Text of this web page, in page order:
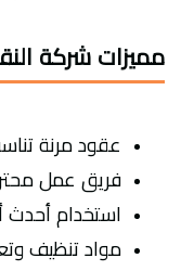
مميزات شركة
عقود مرنة
فريق عمل
استخدام أحدث
مواد تنظيف